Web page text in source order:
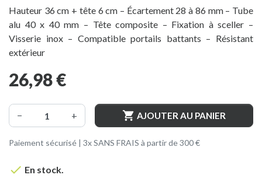
Hauteur 36 cm + tête 6 cm – Écartement 28 à 86 mm – Tube
alu 40 x 40 mm – Tête composite – Fixation à sceller –
Visserie inox – Compatible portails battants – Résistant
extérieur
26,98 €
− +  AJOUTER AU PANIER
Paiement sécurisé | 3x SANS FRAIS à partir de 300 €
 En stock.